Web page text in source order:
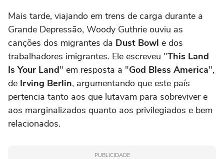
Mais tarde, viajando em trens de carga durante a
Grande Depressão, Woody Guthrie ouviu as
canções dos migrantes da Dust Bowl e dos
trabalhadores imigrantes. Ele escreveu "This Land
Is Your Land" em resposta a "God Bless America",
de Irving Berlin, argumentando que este país
pertencia tanto aos que lutavam para sobreviver e
aos marginalizados quanto aos privilegiados e bem
relacionados.
PUBLICIDADE